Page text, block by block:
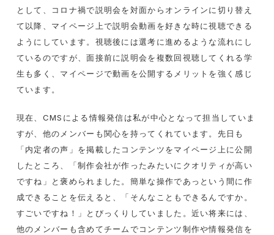
として、コロナ禍で説明会を対面からオンラインに切り替え
て以降、マイページ上で説明会動画を好きな時に視聴できる
ようにしています。視聴後には選考に進めるような流れにし
ているのですが、面接前に説明会を複数回視聴してくれる学
生も多く、マイページで動画を公開するメリットを強く感じ
ています。
現在、 CMS による情報発信は私が中心となって担当していま
すが、他のメンバーも関心を持ってくれています。先日も
「内定者の声」を掲載したコンテンツをマイページ上に公開
したところ、「制作会社が作ったみたいにクオリティが高い
ですね」と褒められました。簡単な操作であっという間に作
成できることを伝えると、「そんなこともできるんですか。
すごいですね！」とびっくりしていました。近い将来には、
他のメンバーも含めてチームでコンテンツ制作や情報発信を